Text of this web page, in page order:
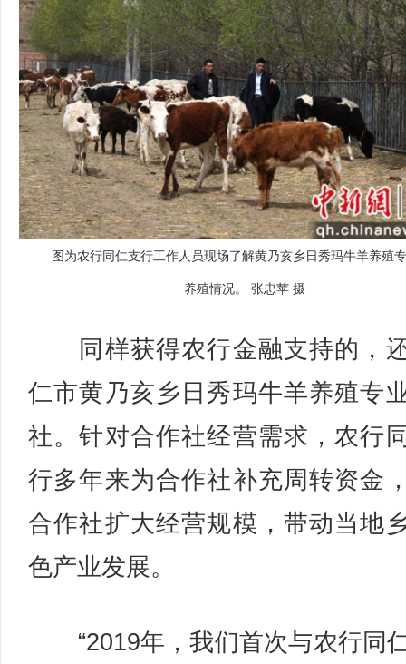
图为农行同仁支行工作人员现场了解黄乃亥乡日秀玛牛羊养殖
养殖情况。 张忠苹 摄
同样获得农行金融支持的，
仁市黄乃亥乡日秀玛牛羊养殖专
社。针对合作社经营需求，农行
行多年来为合作社补充周转资金
合作社扩大经营规模，带动当地
色产业发展。
“2019年，我们首次与农行同